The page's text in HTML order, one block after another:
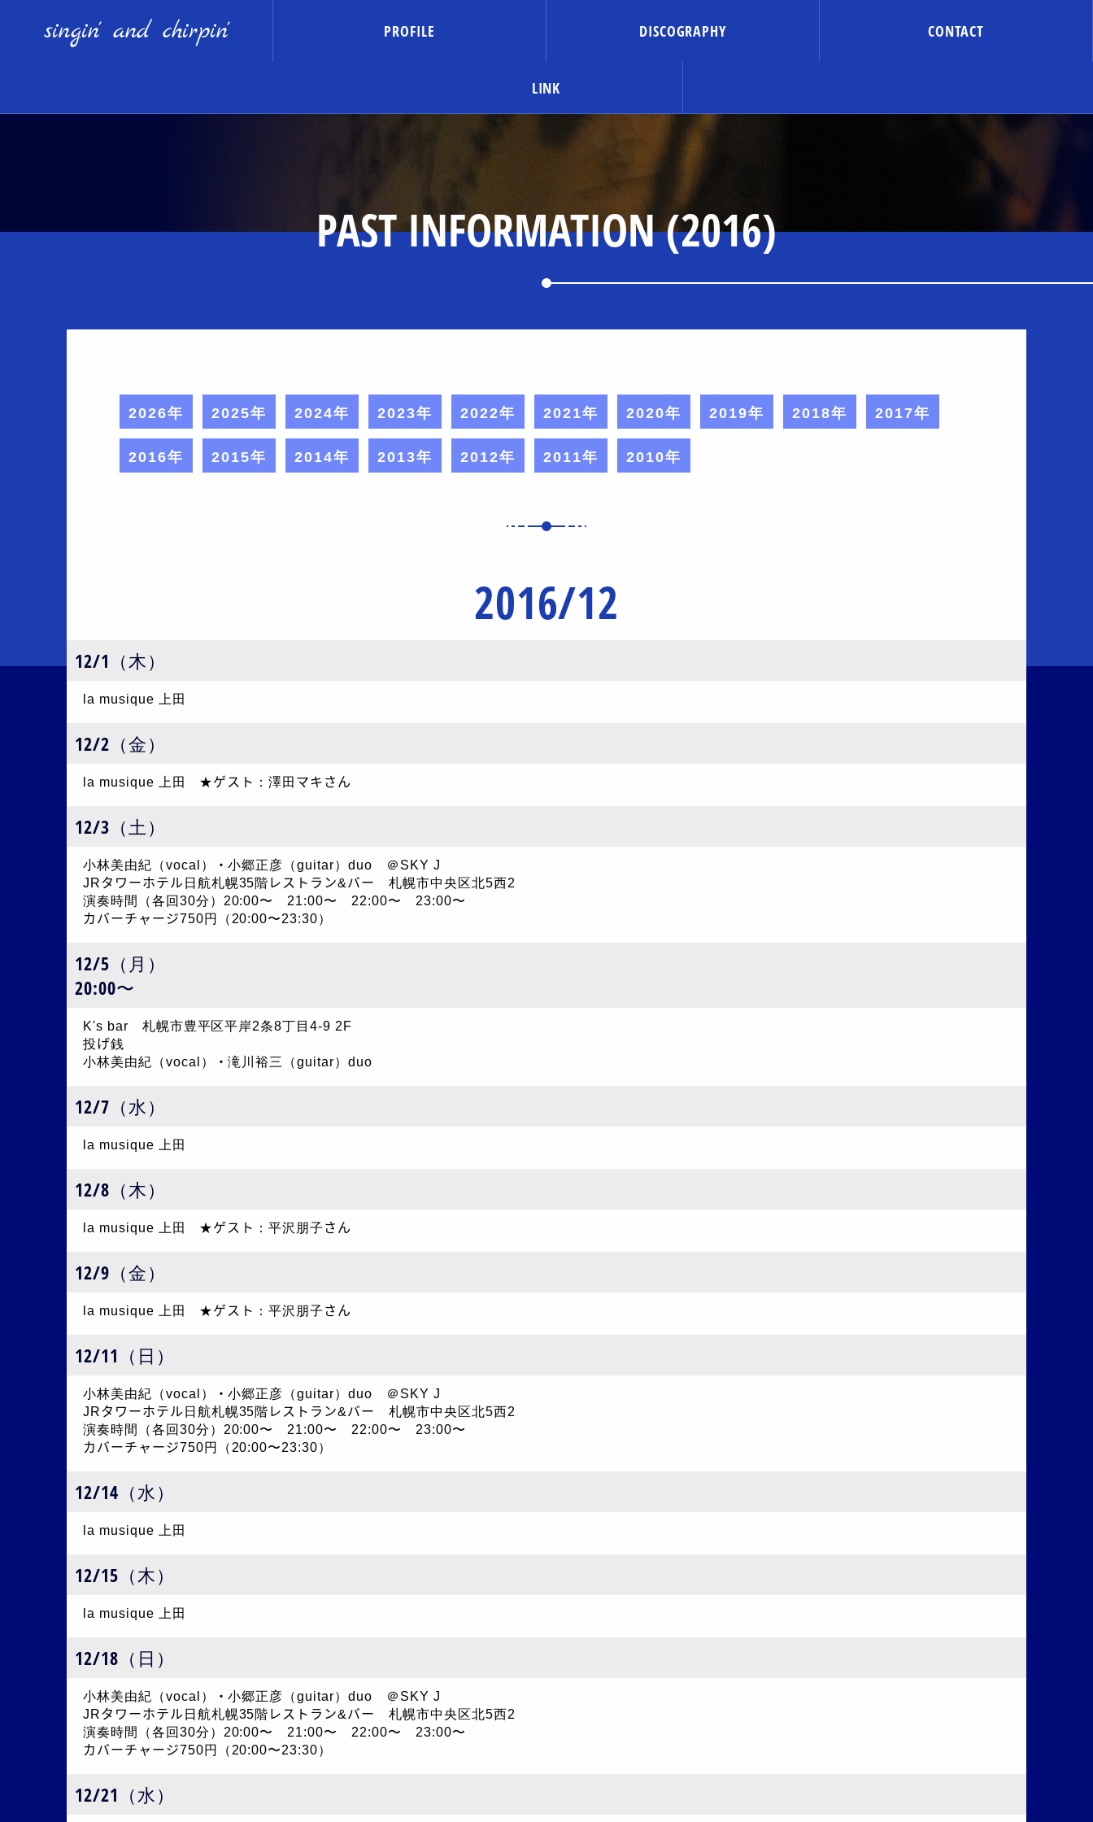
singin' and chirpin' PROFILE DISCOGRAPHY CONTACT
LINK
PAST INFORMATION (2016)
2026年 2025年 2024年 2023年 2022年 2021年 2020年 2019年 2018年 2017年
2016年 2015年 2014年 2013年 2012年 2011年 2010年
2016/12
12/1（木）
la musique 上田
12/2（金）
la musique 上田 ★ゲスト：澤田マキさん
12/3（土）
小林美由紀（vocal）・小郷正彦（guitar）duo ＠SKY J
JRタワーホテル日航札幌35階レストラン&バー 札幌市中央区北5西2
演奏時間（各回30分）20:00〜 21:00〜 22:00〜 23:00〜
カバーチャージ750円（20:00〜23:30）
12/5（月）
20:00〜
K's bar 札幌市豊平区平岸2条8丁目4-9 2F
投げ銭
小林美由紀（vocal）・滝川裕三（guitar）duo
12/7（水）
la musique 上田
12/8（木）
la musique 上田 ★ゲスト：平沢朋子さん
12/9（金）
la musique 上田 ★ゲスト：平沢朋子さん
12/11（日）
小林美由紀（vocal）・小郷正彦（guitar）duo ＠SKY J
JRタワーホテル日航札幌35階レストラン&バー 札幌市中央区北5西2
演奏時間（各回30分）20:00〜 21:00〜 22:00〜 23:00〜
カバーチャージ750円（20:00〜23:30）
12/14（水）
la musique 上田
12/15（木）
la musique 上田
12/18（日）
小林美由紀（vocal）・小郷正彦（guitar）duo ＠SKY J
JRタワーホテル日航札幌35階レストラン&バー 札幌市中央区北5西2
演奏時間（各回30分）20:00〜 21:00〜 22:00〜 23:00〜
カバーチャージ750円（20:00〜23:30）
12/21（水）